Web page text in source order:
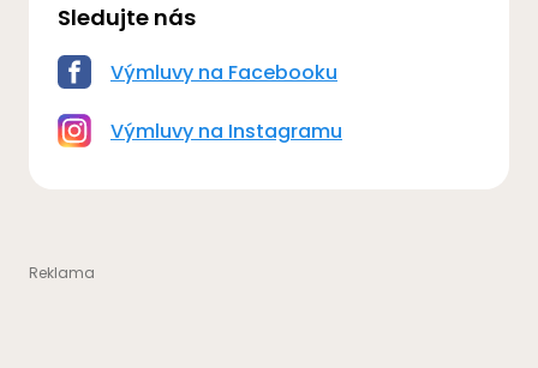
Sledujte nás
Výmluvy na Facebooku
Výmluvy na Instagramu